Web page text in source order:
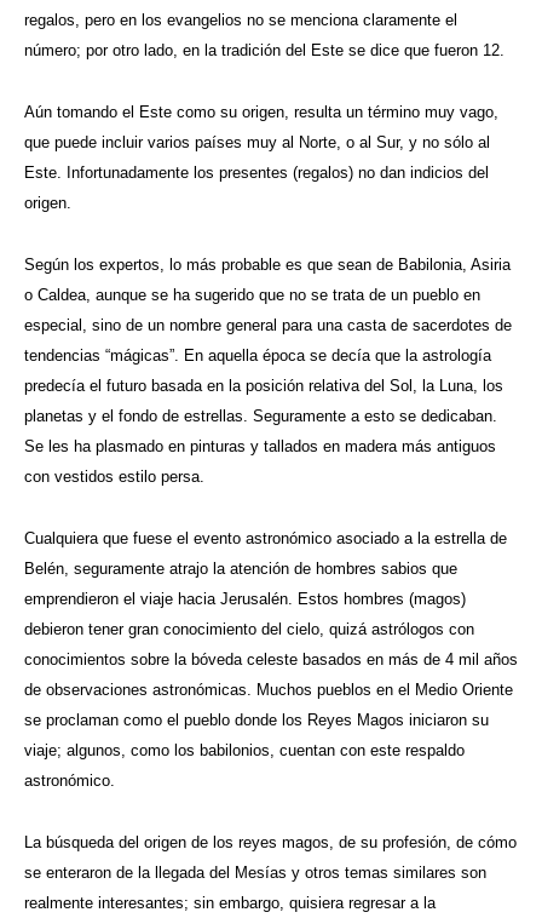
regalos, pero en los evangelios no se menciona claramente el
número; por otro lado, en la tradición del Este se dice que fueron 12.
Aún tomando el Este como su origen, resulta un término muy vago,
que puede incluir varios países muy al Norte, o al Sur, y no sólo al
Este. Infortunadamente los presentes (regalos) no dan indicios del
origen.
Según los expertos, lo más probable es que sean de Babilonia, Asiria
o Caldea, aunque se ha sugerido que no se trata de un pueblo en
especial, sino de un nombre general para una casta de sacerdotes de
tendencias “mágicas”. En aquella época se decía que la astrología
predecía el futuro basada en la posición relativa del Sol, la Luna, los
planetas y el fondo de estrellas. Seguramente a esto se dedicaban.
Se les ha plasmado en pinturas y tallados en madera más antiguos
con vestidos estilo persa.
Cualquiera que fuese el evento astronómico asociado a la estrella de
Belén, seguramente atrajo la atención de hombres sabios que
emprendieron el viaje hacia Jerusalén. Estos hombres (magos)
debieron tener gran conocimiento del cielo, quizá astrólogos con
conocimientos sobre la bóveda celeste basados en más de 4 mil años
de observaciones astronómicas. Muchos pueblos en el Medio Oriente
se proclaman como el pueblo donde los Reyes Magos iniciaron su
viaje; algunos, como los babilonios, cuentan con este respaldo
astronómico.
La búsqueda del origen de los reyes magos, de su profesión, de cómo
se enteraron de la llegada del Mesías y otros temas similares son
realmente interesantes; sin embargo, quisiera regresar a la